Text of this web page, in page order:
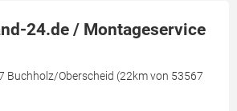
24.de / Montageservice
Buchholz/Oberscheid (22km von 53567